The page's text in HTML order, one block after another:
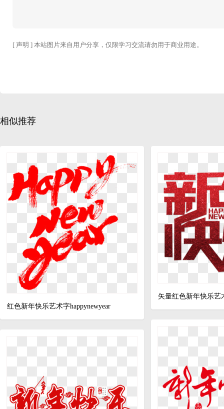
[ 声明 ] 本站图片来自用户分享，仅限学习交流请勿用于商业用途。
相似推荐
红色新年快乐艺术字happynewyear
矢量红色新年快乐艺